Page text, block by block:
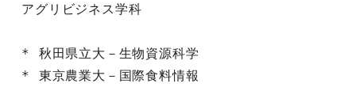
アグリビジネス学科
* 秋田県立大－生物資源科学
* 東京農業大－国際食料情報